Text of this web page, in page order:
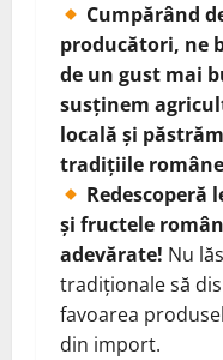
Cumpărând
producători, ne
de un gust mai
susținem
locală și
tradițiile
Redescoperă
și fructele
adevărate! Nu
tradiționale să
favoarea
din import.